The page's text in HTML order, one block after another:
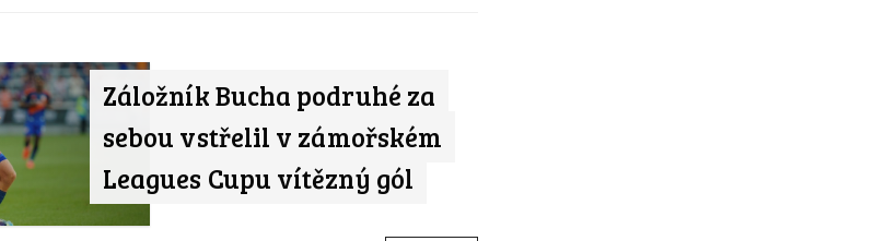
Záložník Bucha podruhé za
sebou vstřelil v zámořském
Leagues Cupu vítězný gól